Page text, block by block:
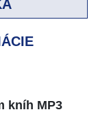
kníh MP3